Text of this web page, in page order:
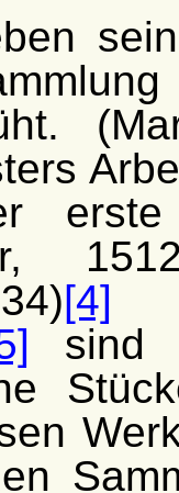
erste
[4]
sind